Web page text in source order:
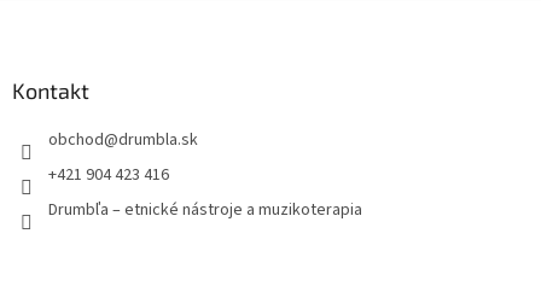
Kontakt
obchod@drumbla.sk
+421 904 423 416
Drumbľa – etnické nástroje a muzikoterapia